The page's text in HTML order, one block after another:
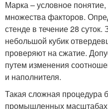
Марка – условное понятие,
множества факторов.
стенде в течение 28
небольшой кубик
проверяют на сжатие.
путем изменения
и наполнителя.
Такая сложная процедура
промышленных масштабах